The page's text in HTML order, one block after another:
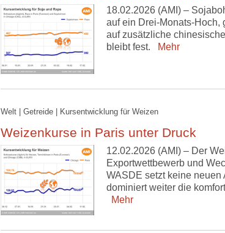
18.02.2026 (AMI) –
auf ein Drei-Monats-Hoch,
auf zusätzliche
bleibt fest.
Mehr
Welt | Getreide | Kursentwicklung für Weizen
Weizenkurse in Paris unter Druck
12.02.2026 (AMI) – Der
Exportwettbewerb und
WASDE setzt keine neuen
dominiert weiter die
Mehr